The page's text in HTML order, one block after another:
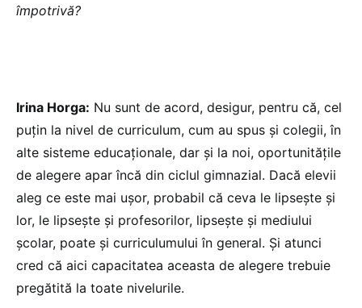
împotrivă?
Irina Horga: Nu sunt de acord, desigur, pentru că, cel
puțin la nivel de curriculum, cum au spus și colegii, în
alte sisteme educaționale, dar și la noi, oportunitățile
de alegere apar încă din ciclul gimnazial. Dacă elevii
aleg ce este mai ușor, probabil că ceva le lipsește și
lor, le lipsește și profesorilor, lipsește și mediului
școlar, poate și curriculumului în general. Și atunci
cred că aici capacitatea aceasta de alegere trebuie
pregătită la toate nivelurile.